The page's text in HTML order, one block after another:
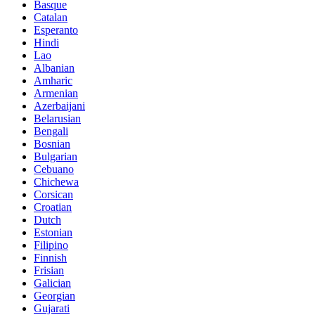
Basque
Catalan
Esperanto
Hindi
Lao
Albanian
Amharic
Armenian
Azerbaijani
Belarusian
Bengali
Bosnian
Bulgarian
Cebuano
Chichewa
Corsican
Croatian
Dutch
Estonian
Filipino
Finnish
Frisian
Galician
Georgian
Gujarati